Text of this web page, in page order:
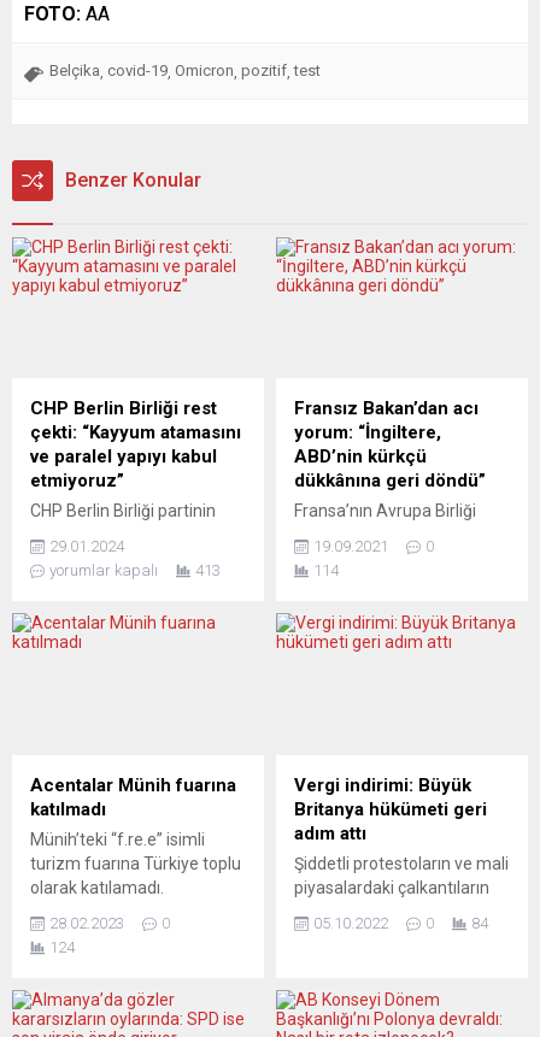
FOTO: AA
Belçika covid-19 Omicron pozitif ,test
Benzer Konular
CHP Berlin Birliği rest
çekti: “Kayyum atamasını
ve paralel yapıyı kabul
etmiyoruz”
CHP Berlin Birliği partinin
dayatılan formatla ilgili
sakıncaları ve kayyum
açıklaması yaptı. Böylece
kamuoyu ile paylaşmış oldu.
Birlik Başkanı Kenan
zeminlerinin ortadan
kaldırılmasını ve...
29.01.2024
yorumlar kapalı
413
Fransız Bakan’dan acı
yorum: “İngiltere,
ABD’nin kürkçü
dükkânına geri döndü”
Fransa’nın Avrupa Birliği
Devlet Bakanı Clement
Beaune, İngiltere’yi AB’den
kölelikle ABD’ye dönmekle
suçladı. Clement Beaune,
Ursula von der Leyen ile
görüşmesinin ardından
açıklamalarda bulundu.
geliştirmekle savunma
alanındaki bağımsızlığını
sağlayacağını belirten...
19.09.2021
0
114
Acentalar Münih fuarına
katılmadı
Münih’teki “f.re.e” isimli
turizm fuarına Türkiye toplu
olarak katılamadı.
turizm kuruluşu kendi
imkânları ile yer aldı.
1970 yılından bu yana
düzenlenen turizm fuarında
28.02.2023
0
124
Vergi indirimi: Büyük
Britanya hükümeti geri
adım attı
Şiddetli protestoların ve mali
piyasalardaki çalkantıların
hükümeti vergi planlarında
milletvekillerinin en yüksek
vergi oranında planlanan
05.10.2022 0 84